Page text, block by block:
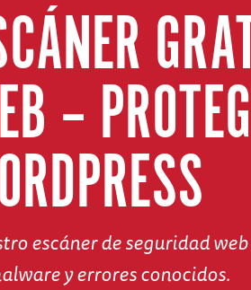
–
escáner de seguridad
y errores conocidos.